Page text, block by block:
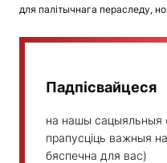
для палітычнага пераследу,
Падпісвайцеся
на нашы сацыяльныя
прапусціць важныя
бяспечна для вас)